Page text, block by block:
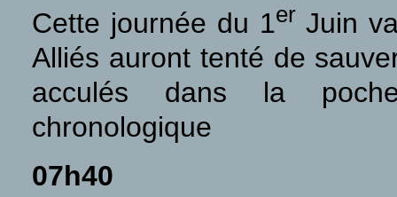
Cette journée du 1erJuin
Alliés auront tenté de
acculés dans la
chronologique
07h40